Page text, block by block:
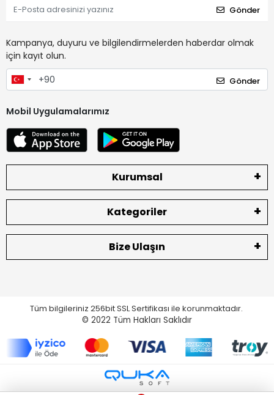
Gönder
Kampanya, duyuru ve bilgilendirmelerden haberdar olmak
için kayıt olun.
Gönder
Mobil Uygulamalarımız
Kurumsal
Kategoriler
Bize Ulaşın
Tüm bilgileriniz 256bit SSL Sertifikası ile korunmaktadır.
© 2022 Tüm Hakları Saklıdır